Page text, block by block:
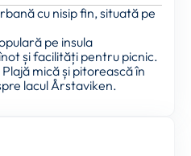
cu nisip fin, situată pe
pe insula
și facilități pentru picnic.
mică și pitorească în
lacul Årstaviken.